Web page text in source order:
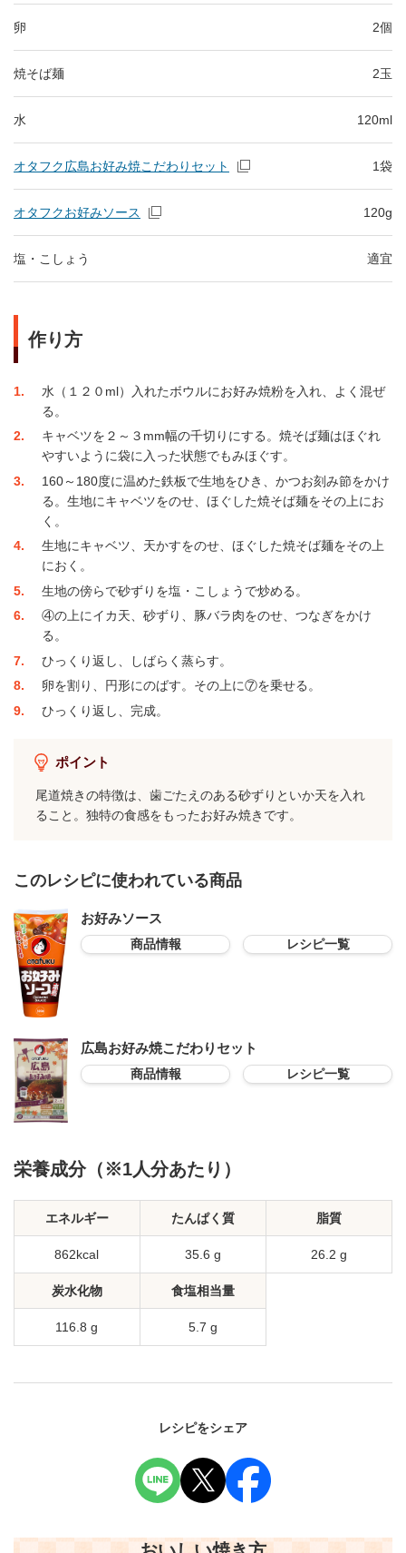
卵 2個
焼そば麺 2玉
水 120ml
オタフク広島お好み焼こだわりセット 1袋
オタフクお好みソース 120g
塩・こしょう 適宜
作り方
1
水（１２０ml）入れたボウルにお好み焼粉を入れ、よく混ぜ
る。
2
キャベツを２～３mm幅の千切りにする。焼そば麺はほぐれ
やすいように袋に入った状態でもみほぐす。
3
160～180度に温めた鉄板で生地をひき、かつお刻み節をかけ
る。生地にキャベツをのせ、ほぐした焼そば麺をその上にお
く。
4
生地にキャベツ、天かすをのせ、ほぐした焼そば麺をその上
におく。
5
生地の傍らで砂ずりを塩・こしょうで炒める。
6
④の上にイカ天、砂ずり、豚バラ肉をのせ、つなぎをかけ
る。
7
ひっくり返し、しばらく蒸らす。
8
卵を割り、円形にのばす。その上に⑦を乗せる。
9
ひっくり返し、完成。
ポイント
尾道焼きの特徴は、歯ごたえのある砂ずりといか天を入れ
ること。独特の食感をもったお好み焼きです。
このレシピに使われている商品
お好みソース
商品情報 レシピ一覧
広島お好み焼こだわりセット
商品情報 レシピ一覧
栄養成分（※1人分あたり）
エネルギー
862kcal
たんぱく質
35.6 g
脂質
26.2 g
炭水化物
116.8 g
食塩相当量
5.7 g
レシピをシェア